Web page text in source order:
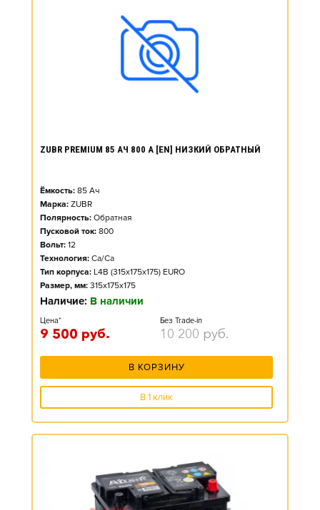
ZUBR PREMIUM 85 АЧ 800 А [EN] НИЗКИЙ ОБРАТНЫЙ
Ёмкость: 85 Ач
Марка: ZUBR
Полярность: Обратная
Пусковой ток: 800
Вольт: 12
Технология: Ca/Ca
Тип корпуса: L4B (315x175x175) EURO
Размер, мм: 315x175x175
Наличие: В наличии
Цена*
9 500 руб.
Без Trade-in
10 200 руб.
В КОРЗИНУ
В 1 клик